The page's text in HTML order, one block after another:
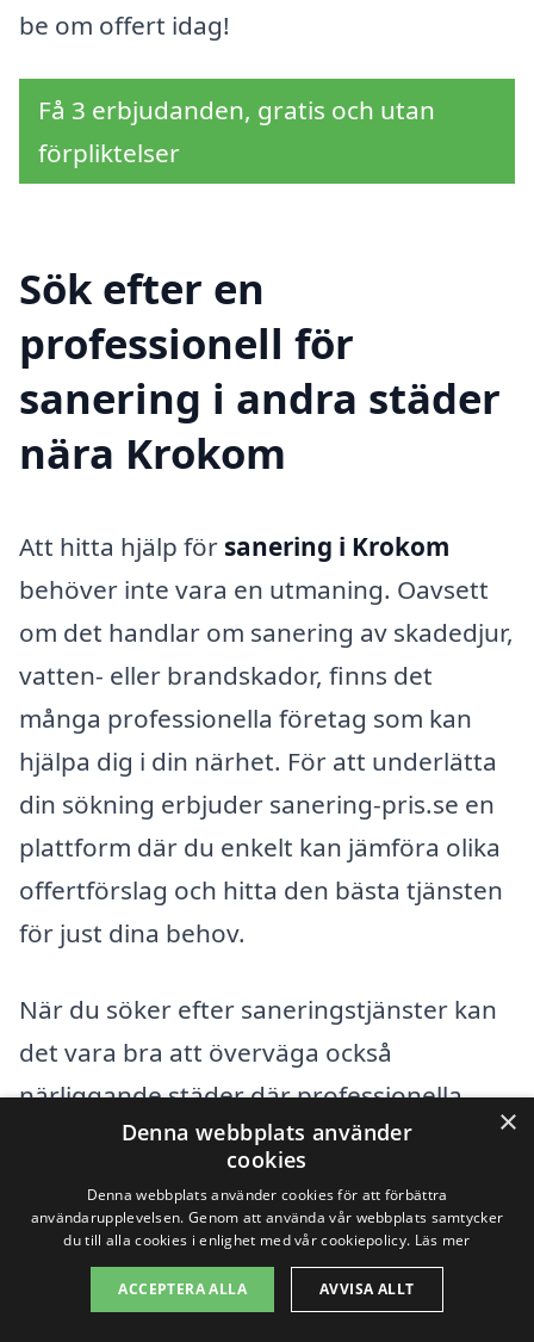
be om offert idag!
Få 3 erbjudanden, gratis och utan
förpliktelser
Sök efter en
professionell för
sanering i andra städer
nära Krokom
Att hitta hjälp för sanering i Krokom
behöver inte vara en utmaning. Oavsett
om det handlar om sanering av skadedjur,
vatten- eller brandskador, finns det
många professionella företag som kan
hjälpa dig i din närhet. För att underlätta
din sökning erbjuder sanering-pris.se en
plattform där du enkelt kan jämföra olika
offertförslag och hitta den bästa tjänsten
för just dina behov.
När du söker efter saneringstjänster kan
det vara bra att överväga också
närliggande städer där professionella
företag kan erbjuda sina tjänster. Här är
några städer att tänka på:
Östersund
Dvärsätt
×
Denna webbplats använder
cookies
Denna webbplats använder cookies för att förbättra
användarupplevelsen. Genom att använda vår webbplats samtycker
du till alla cookies i enlighet med vår cookiepolicy. Läs mer
ACCEPTERA ALLA AVVISA ALLT